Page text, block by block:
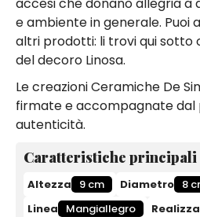
e ambiente in generale. Puoi
altri prodotti: li trovi qui sotto
del decoro Linosa.
Le creazioni Ceramiche De
firmate e accompagnate
autenticità.
Caratteristiche principali
Altezza 9 cm Diametro 8
Linea
Mangiallegro